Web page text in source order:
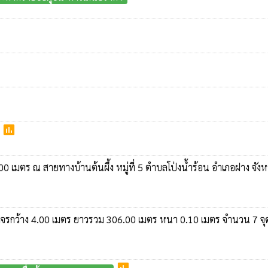
poll
เมตร ณ สายทางบ้านต้นผึ้ง หมู่ที่ 5 ตำบลโป่งน้ำร้อน อำเภอฝาง จัง
าง 4.00 เมตร ยาวรวม 306.00 เมตร หนา 0.10 เมตร จำนวน 7 จุ